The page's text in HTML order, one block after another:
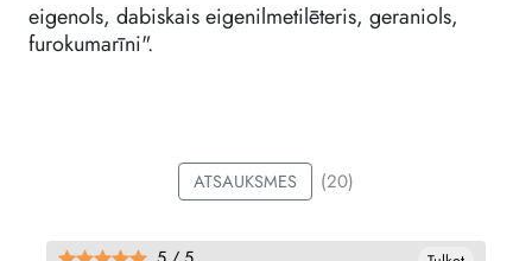
eigenols, dabiskais eigenilmetilēteris, geraniols,
furokumarīni".
ATSAUKSMES (20)